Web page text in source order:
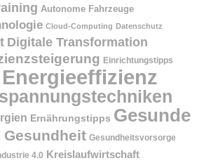
Autonome Fahrzeuge
Cloud-Computing Datenschutz
Digitale Transformation
Einrichtungstipps
Energieeffizienz
Ernährungstipps Gesunde
Gesundheit Gesundheitsvorsorge
4.0 Kreislaufwirtschaft